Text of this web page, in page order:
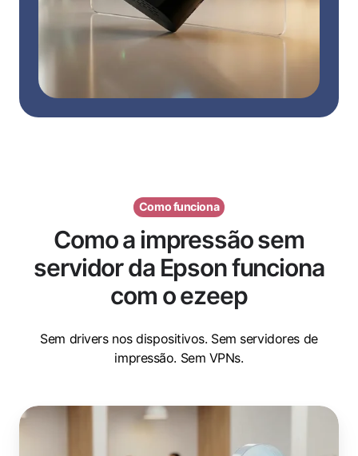
Como funciona
Como a impressão sem
servidor da Epson funciona
com o ezeep
Sem drivers nos dispositivos. Sem servidores de
impressão. Sem VPNs.